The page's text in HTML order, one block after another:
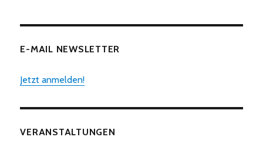
E-MAIL NEWSLETTER
Jetzt anmelden!
VERANSTALTUNGEN